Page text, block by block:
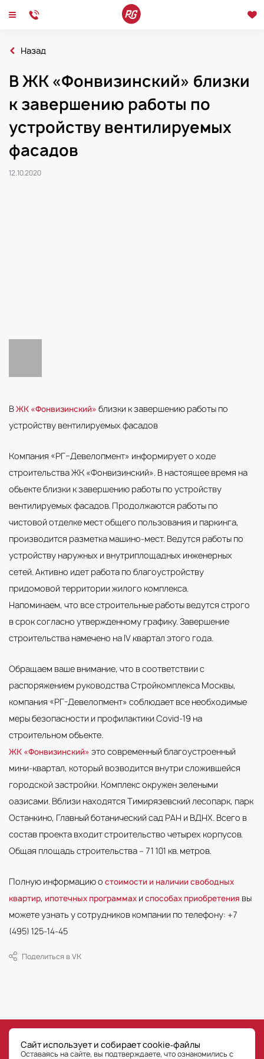
2020
В ЖК «Фонвизинский» близки к завершению работы по устройству
Новости Интервью Мероприятия
Назад
В ЖК «Фонвизинский» близки
к завершению работы по
устройству вентилируемых
фасадов
12.10.2020
ВЖК «Фонвизинский» близки к завершению работы по
устройству вентилируемых фасадов
Компания «РГ–Девелопмент» информирует о ходе
строительства ЖК «Фонвизинский». В настоящее время на
объекте близки к завершению работы по устройству
вентилируемых фасадов. Продолжаются работы по
чистовой отделке мест общего пользования и паркинга,
производится разметка машино-мест. Ведутся работы по
устройству наружных и внутриплощадных инженерных
сетей. Активно идет работа по благоустройству
придомовой территории жилого комплекса.
Напоминаем, что все строительные работы ведутся строго
в срок согласно утвержденному графику. Завершение
строительства намечено на IV квартал этого года.
Обращаем ваше внимание, что в соответствии с
распоряжением руководства Стройкомплекса Москвы,
компания «РГ-Девелопмент» соблюдает все необходимые
меры безопасности и профилактики Covid-19 на
строительном объекте.
ЖК «Фонвизинский» это современный благоустроенный
мини-квартал, который возводится внутри сложившейся
городской застройки. Комплекс окружен зелеными
оазисами. Вблизи находятся Тимирязевский лесопарк, парк
Останкино, Главный ботанический сад РАН и ВДНХ. Всего в
состав проекта входит строительство четырех корпусов.
Общая площадь строительства – 71 101 кв. метров.
Полную информацию о стоимости и наличии свободных
квартир, ипотечных программах испособах приобретения вы
можете узнать у сотрудников компании по телефону: +7
(495) 125-14-45
Поделиться в VK
Все права на публикуемые на сайте материалы принадлежат ООО «РГ-Девелопмент» © РГ-
Девелопмент. Оставаясь на сайте, Пользователь сайта подтверждает, что уведомлен, что
Сайт использует и собирает cookie‑файлы
Оставаясь на сайте, вы подтверждаете, что ознакомились с